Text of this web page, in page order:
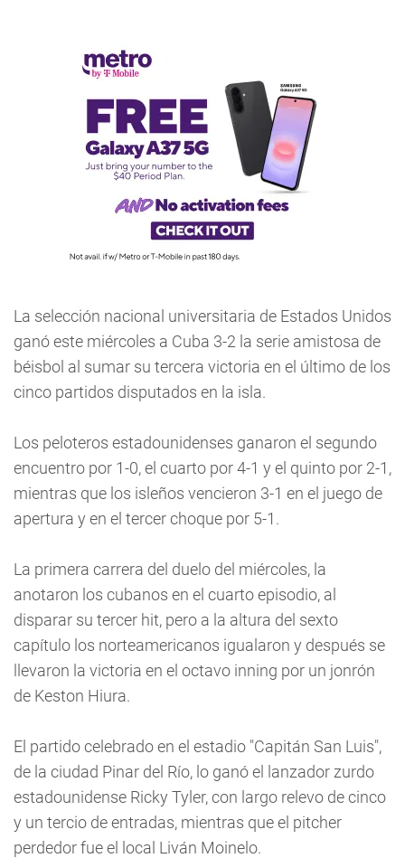
La selección nacional universitaria de Estados Unidos
ganó este miércoles a Cuba 3-2 la serie amistosa de
béisbol al sumar su tercera victoria en el último de los
cinco partidos disputados en la isla.
Los peloteros estadounidenses ganaron el segundo
encuentro por 1-0, el cuarto por 4-1 y el quinto por 2-1,
mientras que los isleños vencieron 3-1 en el juego de
apertura y en el tercer choque por 5-1.
La primera carrera del duelo del miércoles, la
anotaron los cubanos en el cuarto episodio, al
disparar su tercer hit, pero a la altura del sexto
capítulo los norteamericanos igualaron y después se
llevaron la victoria en el octavo inning por un jonrón
de Keston Hiura.
El partido celebrado en el estadio "Capitán San Luis",
de la ciudad Pinar del Río, lo ganó el lanzador zurdo
estadounidense Ricky Tyler, con largo relevo de cinco
y un tercio de entradas, mientras que el pitcher
perdedor fue el local Liván Moinelo.